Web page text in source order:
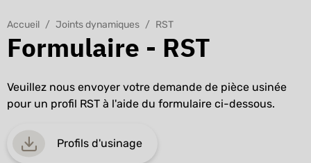
Accueil Joints dynamiques RST
Formulaire - RST
Veuillez nous envoyer votre demande de pièce usinée
pour un profil RST à l'aide du formulaire ci-dessous.
Profils d'usinage